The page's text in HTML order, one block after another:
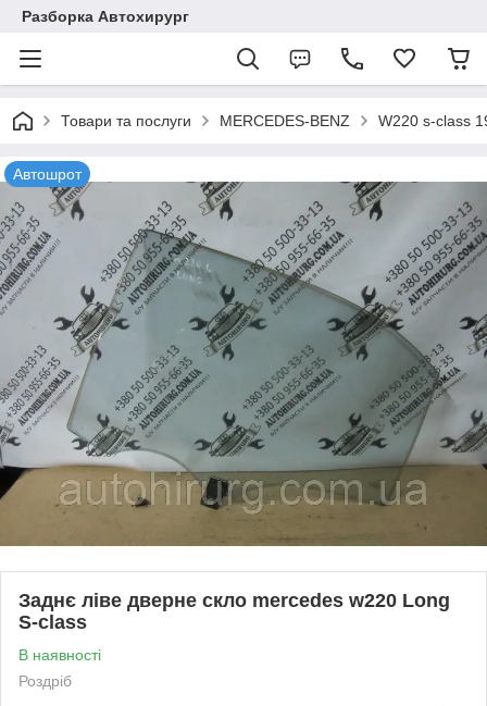
Разборка Автохирург
Товари та послуги MERCEDES-BENZ W220 s-class
Автошрот
Заднє ліве дверне скло mercedes w220 Long
S-class
В наявності
Роздріб